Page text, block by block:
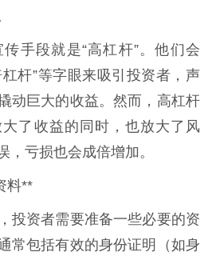
手段就是“高杠杆”。他们会
杠杆”等字眼来吸引投资者，声
动巨大的收益。然而，高杠杆
了收益的同时，也放大了风
，亏损也会成倍增加。
料**
投资者需要准备一些必要的资
常包括有效的身份证明（如身